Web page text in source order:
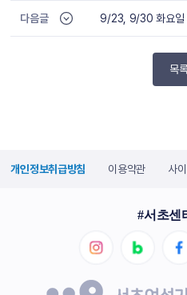
다음글 9/23, 9/30 화요일
목
개인정보취급방침 이용약관 사
#서초센